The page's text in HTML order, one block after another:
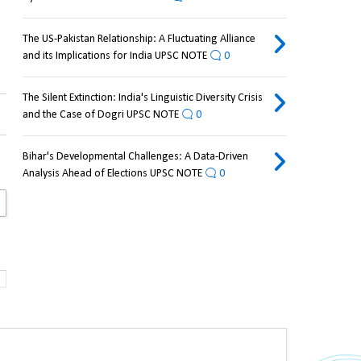
The US-Pakistan Relationship: A Fluctuating Alliance
and its Implications for India UPSC NOTE
0
The Silent Extinction: India's Linguistic Diversity Crisis
and the Case of Dogri UPSC NOTE
0
Bihar's Developmental Challenges: A Data-Driven
Analysis Ahead of Elections UPSC NOTE
0